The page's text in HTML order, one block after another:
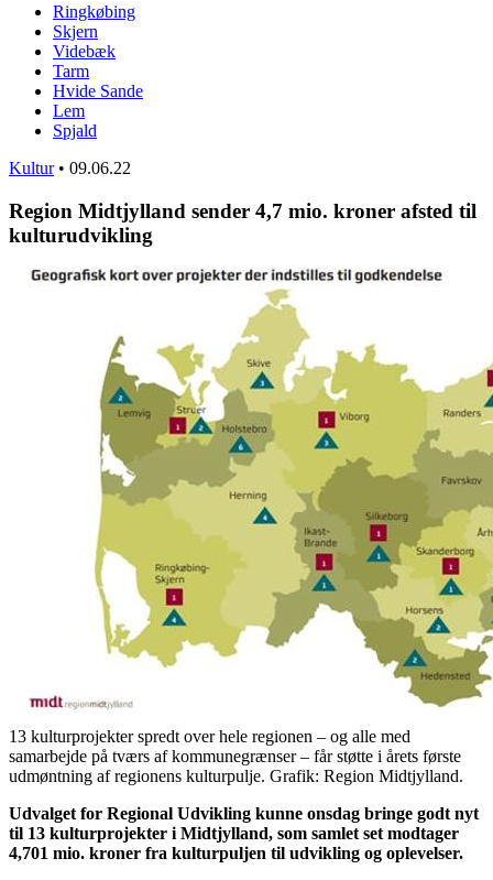
Ringkøbing
Skjern
Videbæk
Tarm
Hvide Sande
Lem
Spjald
Kultur • 09.06.22
Region Midtjylland sender 4,7 mio. kroner afsted til
kulturudvikling
13 kulturprojekter spredt over hele regionen – og alle med
samarbejde på tværs af kommunegrænser – får støtte i årets første
udmøntning af regionens kulturpulje. Grafik: Region Midtjylland.
Udvalget for Regional Udvikling kunne onsdag bringe godt nyt
til 13 kulturprojekter i Midtjylland, som samlet set modtager
4,701 mio. kroner fra kulturpuljen til udvikling og oplevelser.